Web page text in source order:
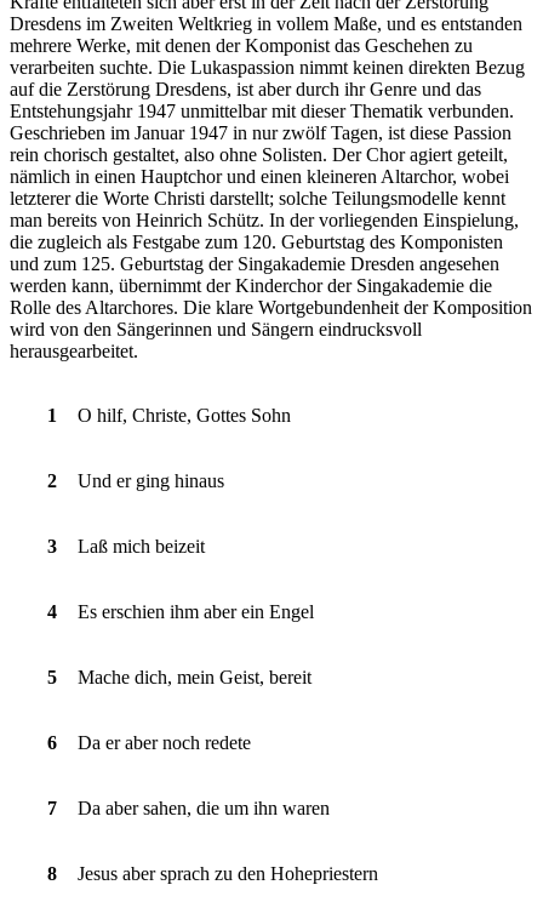
Dresdens im Zweiten Weltkrieg in vollem Maße, und es entstanden
mehrere Werke, mit denen der Komponist das Geschehen zu
verarbeiten suchte. Die Lukaspassion nimmt keinen direkten Bezug
auf die Zerstörung Dresdens, ist aber durch ihr Genre und das
Entstehungsjahr 1947 unmittelbar mit dieser Thematik verbunden.
Geschrieben im Januar 1947 in nur zwölf Tagen, ist diese Passion
rein chorisch gestaltet, also ohne Solisten. Der Chor agiert geteilt,
nämlich in einen Hauptchor und einen kleineren Altarchor, wobei
letzterer die Worte Christi darstellt; solche Teilungsmodelle kennt
man bereits von Heinrich Schütz. In der vorliegenden Einspielung,
die zugleich als Festgabe zum 120. Geburtstag des Komponisten
und zum 125. Geburtstag der Singakademie Dresden angesehen
werden kann, übernimmt der Kinderchor der Singakademie die
Rolle des Altarchores. Die klare Wortgebundenheit der Komposition
wird von den Sängerinnen und Sängern eindrucksvoll
herausgearbeitet.
1 O hilf, Christe, Gottes Sohn
2 Und er ging hinaus
3 Laß mich beizeit
4 Es erschien ihm aber ein Engel
5 Mache dich, mein Geist, bereit
6 Da er aber noch redete
7 Da aber sahen, die um ihn waren
8 Jesus aber sprach zu den Hohepriestern